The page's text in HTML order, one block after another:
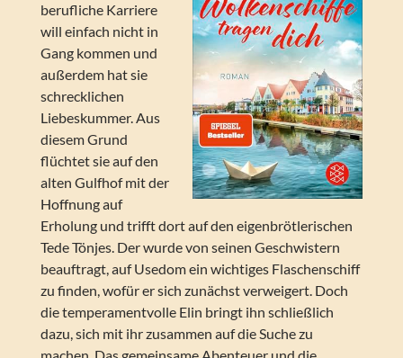
berufliche Karriere
will einfach nicht in
Gang kommen und
außerdem hat sie
schrecklichen
Liebeskummer. Aus
diesem Grund
flüchtet sie auf den
alten Gulfhof mit der
Hoffnung auf
Erholung und trifft dort auf den eigenbrötlerischen
Tede Tönjes. Der wurde von seinen Geschwistern
beauftragt, auf Usedom ein wichtiges Flaschenschiff
zu finden, wofür er sich zunächst verweigert. Doch
die temperamentvolle Elin bringt ihn schließlich
dazu, sich mit ihr zusammen auf die Suche zu